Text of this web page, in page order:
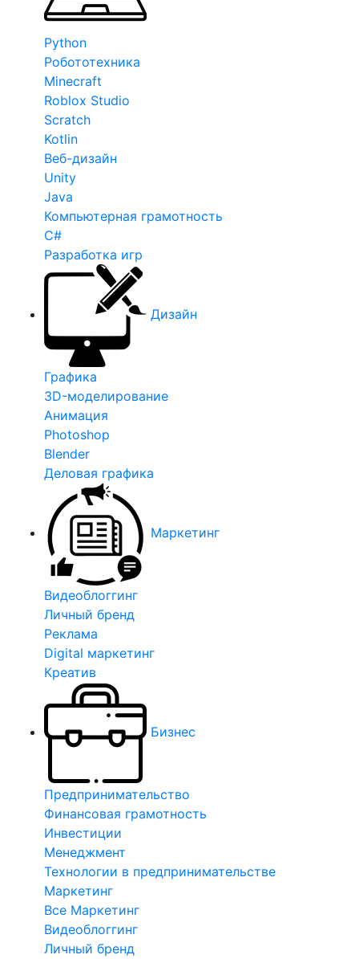
Python
Робототехника
Minecraft
Roblox Studio
Scratch
Kotlin
Веб-дизайн
Unity
Java
Компьютерная грамотность
C#
Разработка игр
Дизайн
Графика
3D-моделирование
Анимация
Photoshop
Blender
Деловая графика
Маркетинг
Видеоблоггинг
Личный бренд
Реклама
Digital маркетинг
Креатив
Бизнес
Предпринимательство
Финансовая грамотность
Инвестиции
Менеджмент
Технологии в предпринимательстве
Маркетинг
Все Маркетинг
Видеоблоггинг
Личный бренд